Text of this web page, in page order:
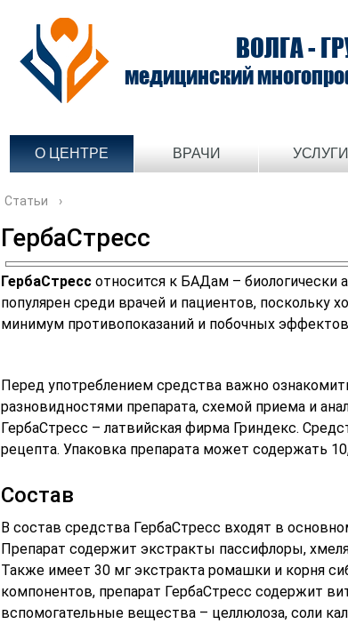
ВОЛГА -
медицинский
О ЦЕНТРЕ ВРАЧИ УСЛУГИ
Статьи ›
ГербаСтресс
ГербаСтресс относится к БАДам – биологически
популярен среди врачей и пациентов, поскольку
минимум противопоказаний и побочных
Перед употреблением средства важно
разновидностями препарата, схемой приема и
ГербаСтресс – латвийская фирма Гриндекс.
рецепта. Упаковка препарата может содержать
Состав
В состав средства ГербаСтресс входят в
Препарат содержит экстракты пассифлоры,
Также имеет 30 мг экстракта ромашки и корня
компонентов, препарат ГербаСтресс содержит
вспомогательные вещества – целлюлоза, соли